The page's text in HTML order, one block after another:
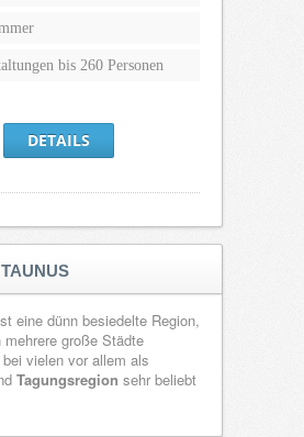
bis 260 Personen
DETAILS
eine dünn besiedelte Region,
große Städte
vielen vor allem als
Tagungsregion sehr beliebt